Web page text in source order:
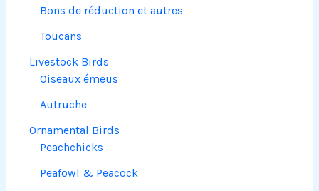
Bons de réduction et autres
Toucans
Livestock Birds
Oiseaux émeus
Autruche
Ornamental Birds
Peachchicks
Peafowl & Peacock